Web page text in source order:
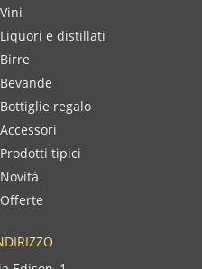
Vini
Liquori e distillati
Birre
Bevande
Bottiglie regalo
Accessori
Prodotti tipici
Novità
Offerte